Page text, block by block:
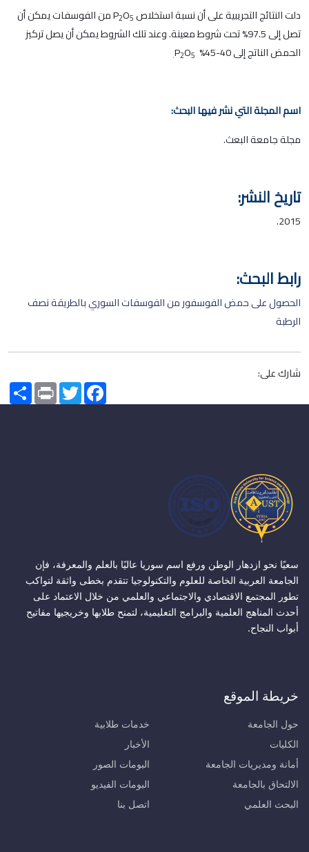
دلت النتائج التجريبية على أن نسبة استخلاص P
2O5
من الفوسفات يمكن أن
تصل إلى 97.5% تحت شروط معينة. وعند تلك الشروط يمكن أن يصل تركيز
الحمض الناتج إلى 40-45% P
2O5.
اسم المجلة التي نشر فيها البحث:
مجلة جامعة البعث.
تاريخ النشر:
2015.
رابط البحث:
الحصول على حمض الفوسفور من الفوسفات السوري بالطريقة نصف
الرطبة
شارك على:
Share PrintTwitterFacebook
سعيًا نحو ازدهار الوطن ورفع اسم سوريا عاليًا بالعلم والمعرفة، فإن
الجامعة العربية الخاصة للعلوم والتكنولوجيا تتقدم بخطى واثقة لتواكب
تطور المجتمع الاقتصادي والاجتماعي والعلمي من خلال الاعتماد على
أحدث المناهج العلمية والبرامج التعليمية، لتمنح طلابها وخريجيها مفاتيح
أبواب النجاح.
خريطة الموقع
حول الجامعة
الكليات
أمانة ومديريات الجامعة
الالتحاق بالجامعة
البحث العلمي
خدمات طلابية
الأخبار
البومات الصور
البومات الفيديو
اتصل بنا